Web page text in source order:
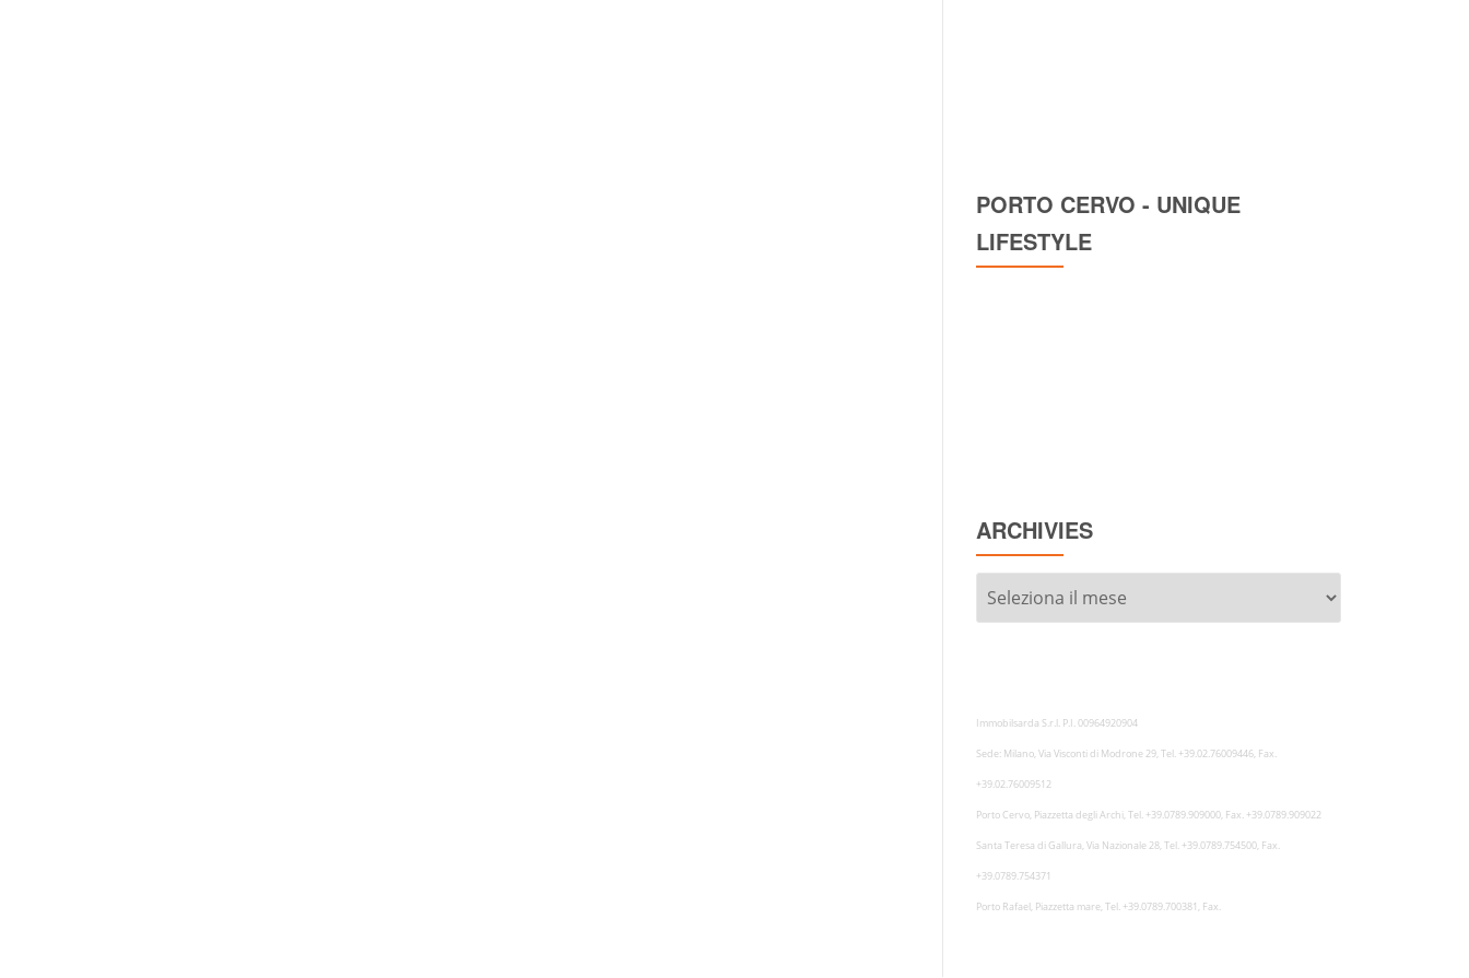
PORTO CERVO - UNIQUE
LIFESTYLE
ARCHIVIES
Archivies
Immobilsarda S.r.l. P.I. 00964920904
Sede: Milano, Via Visconti di Modrone 29, Tel. +39.02.76009446, Fax.
+39.02.76009512
Porto Cervo, Piazzetta degli Archi, Tel. +39.0789.909000, Fax. +39.0789.909022
Santa Teresa di Gallura, Via Nazionale 28, Tel. +39.0789.754500, Fax.
+39.0789.754371
Porto Rafael, Piazzetta mare, Tel. +39.0789.700381, Fax.